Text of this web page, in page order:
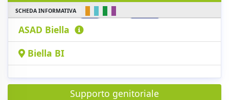
SCHEDA INFORMATIVA
ASAD Biella
Biella BI
Supporto genitoriale